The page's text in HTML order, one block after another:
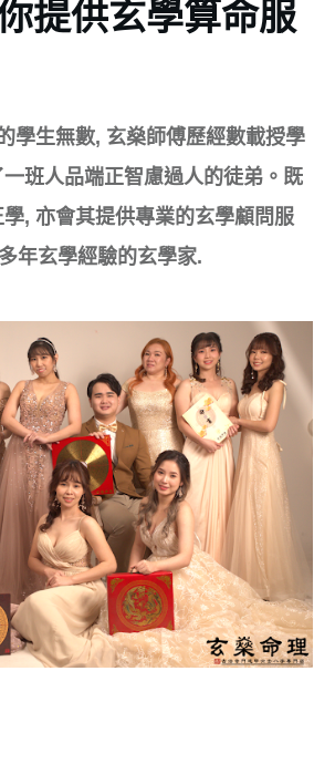
提供玄學算命服
學生無數, 玄燊師傅歷經數載授學
班人品端正智慮過人的徒弟。既
, 亦會其提供專業的玄學顧問服
年玄學經驗的玄學家.